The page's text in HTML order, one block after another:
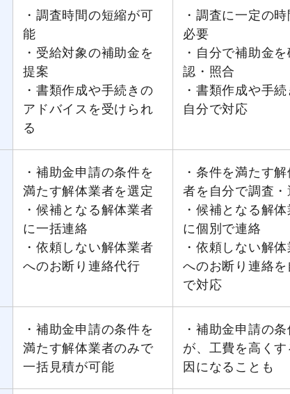
・調査時間の短縮が可
能
・受給対象の補助金を
提案
・書類作成や手続きの
アドバイスを受けられ
る
・調査に一定の
必要
・自分で補助金を
認・照合
・書類作成や手続
自分で対応
・補助金申請の条件を
満たす解体業者を選定
・候補となる解体業者
に一括連絡
・依頼しない解体業者
へのお断り連絡代行
・条件を満たす
者を自分で調査・
・候補となる解
に個別で連絡
・依頼しない解
へのお断り連絡を
で対応
・補助金申請の条件を
満たす解体業者のみで
一括見積が可能
・補助金申請の条
が、工費を高くす
因になることも